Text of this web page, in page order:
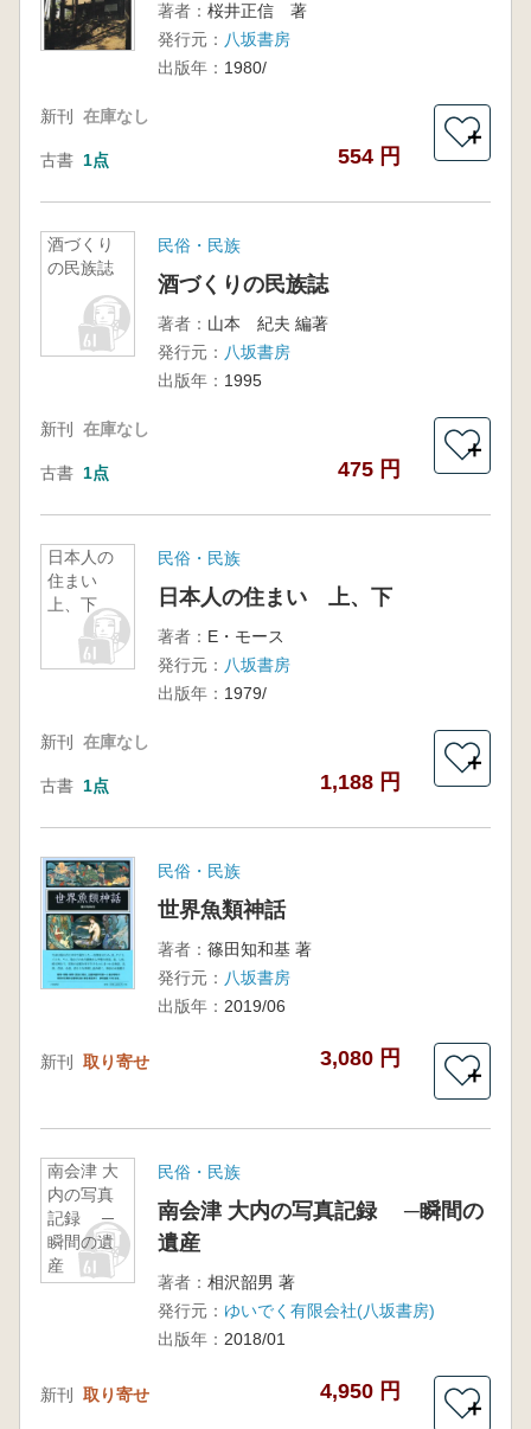
著者： 桜井正信 著
発行元： 八坂書房
出版年： 1980/
新刊 在庫なし
古書 1点 554 円
＋
酒づくり
の民族誌
民俗・民族
酒づくりの民族誌
著者： 山本 紀夫 編著
発行元： 八坂書房
出版年： 1995
新刊 在庫なし
古書 1点 475 円
＋
日本人の
住まい
上、下
民俗・民族
日本人の住まい 上、下
著者： E・モース
発行元： 八坂書房
出版年： 1979/
新刊 在庫なし
古書 1点 1,188 円
＋
民俗・民族
世界魚類神話
著者： 篠田知和基 著
発行元： 八坂書房
出版年： 2019/06
新刊 取り寄せ 3,080 円
＋
南会津 大
内の写真
記録 ─
瞬間の遺
産
民俗・民族
南会津 大内の写真記録 ─瞬間の
遺産
著者： 相沢韶男 著
発行元： ゆいでく有限会社(八坂書房)
出版年： 2018/01
新刊 取り寄せ 4,950 円
＋